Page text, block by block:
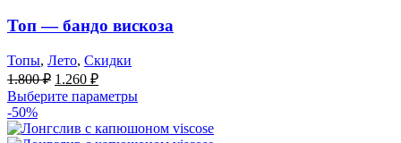
Топ — бандо вискоза
Топы, Лето, Скидки
1.800₽ Первоначальная
цена
составляла
1.800 ₽.
1.260 ₽Текущая
цена:
Выберите параметры
-50%